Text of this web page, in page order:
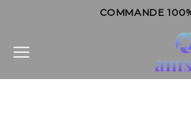
content
COMMANDE